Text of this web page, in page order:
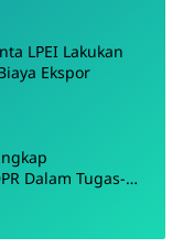
LPEI Lakukan
Ekspor
Dalam Tugas-